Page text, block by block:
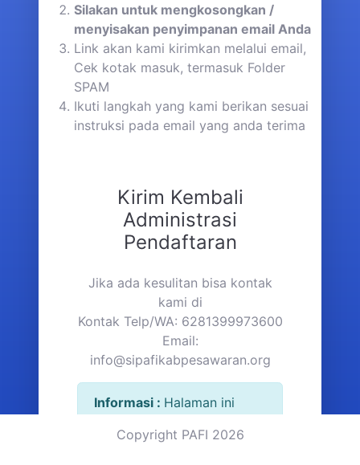
Silakan untuk mengkosongkan /
menyisakan penyimpanan email Anda
Link akan kami kirimkan melalui email,
Cek kotak masuk, termasuk Folder
SPAM
Ikuti langkah yang kami berikan sesuai
instruksi pada email yang anda terima
Kirim Kembali
Administrasi
Pendaftaran
Jika ada kesulitan bisa kontak
kami di
Kontak Telp/WA: 6281399973600
Email:
info@sipafikabpesawaran.org
Informasi : Halaman ini
anggota baru pada saat
Copyright PAFI 2026